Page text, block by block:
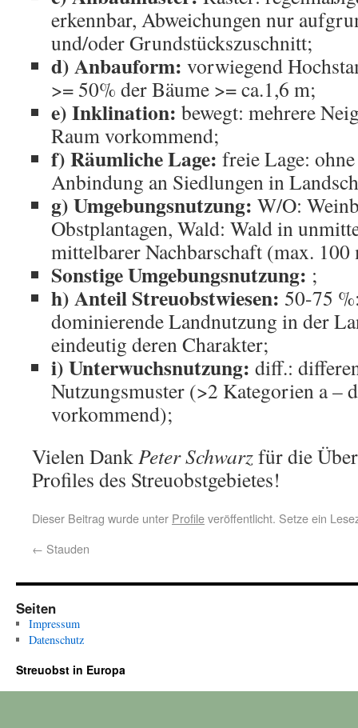
erkennbar, Abweichungen nur
und/oder Grundstückszuschnitt;
d) Anbauform: vorwiegend
>= 50% der Bäume >= ca.1,6 m;
e) Inklination: bewegt: mehrere
Raum vorkommend;
f) Räumliche Lage: freie Lage:
Anbindung an Siedlungen in
g) Umgebungsnutzung: W/O:
Obstplantagen, Wald: Wald in
mittelbarer Nachbarschaft (max. 100
Sonstige Umgebungsnutzung: ;
h) Anteil Streuobstwiesen: 50-75
dominierende Landnutzung in der
eindeutig deren Charakter;
i) Unterwuchsnutzung: diff.:
Nutzungsmuster (>2 Kategorien a –
vorkommend);
Vielen DankPeter Schwarzfür die
Profiles des Streuobstgebietes!
Dieser Beitrag wurde unter Profileveröffentlicht. Setze ein
← Stauden
Seiten
Impressum
Datenschutz
Streuobst in Europa